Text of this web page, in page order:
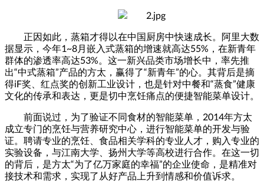
正因如此，蒸箱才得以在中国厨房中快速成长。阿里大数
据显示，今年1~8月嵌入式蒸箱的增速就高达55%，在新青年
群体的渗透率高达53%。这一新兴品类市场增长中，率先推
出“中式蒸箱”产品的方太，赢得了“新青年”的心。其背后是摘
得iF奖、红点奖的创新工业设计，也是针对中餐和“蒸食”健康
文化的传承和表达，更是切中烹饪痛点的便捷智能菜单设计。
前面说过，为了验证不同食材的智能菜单，2014年方太
成立专门的烹饪与营养研究中心，进行智能菜单的开发与验
证。聘请专业的烹饪、食品相关学科的专业人才，购入专业的
实验设备，与江南大学、扬州大学等高校进行合作。在这一切
的背后，是方太“为了亿万家庭的幸福”的企业使命，是精准对
接技术和需求，实现了从好产品上升到情感和价值诉求。